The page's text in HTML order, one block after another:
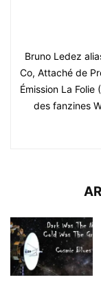
Bruno Ledez
Co, Attaché de
Émission La
des fanzines